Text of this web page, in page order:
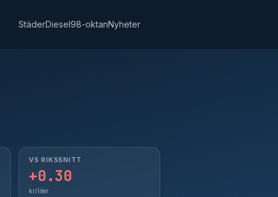
StäderDiesel98-oktanNyheter
VS RIKSSNITT
+0.30
kr/liter